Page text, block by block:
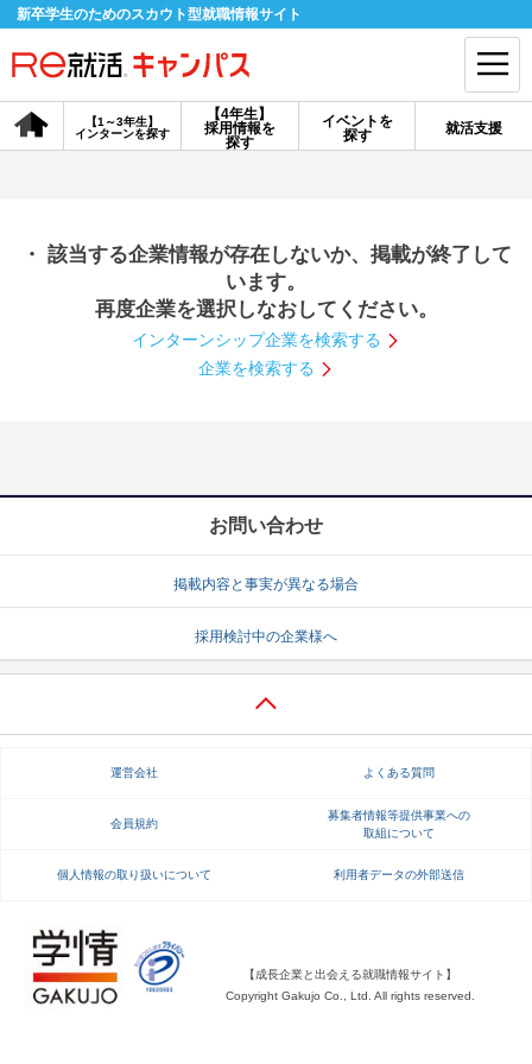
新卒学生のためのスカウト型就職情報サイト
【4年生】
採用情報を
探す
【1～3年生】
インターンを探す
イベントを
探す
就活支援
会員登録 ログイン
探す
【4年生】
説明会を探す
インターンを探す
就活ノウハウ・サポート
就活支援
就活ノウハウが満載！ お役立ち記事・相談室など
適職診断 就活チャンネル
・ 該当する企業情報が存在しないか、掲載が終了して
います。
再度企業を選択しなおしてください。
インターンシップ企業を検索する
企業を検索する
お問い合わせ
掲載内容と事実が異なる場合
採用検討中の企業様へ
運営会社 よくある質問
会員規約
募集者情報等提供事業への
取組について
個人情報の取り扱いについて 利用者データの外部送信
【成長企業と出会える就職情報サイト】
Copyright Gakujo Co., Ltd. All rights reserved.